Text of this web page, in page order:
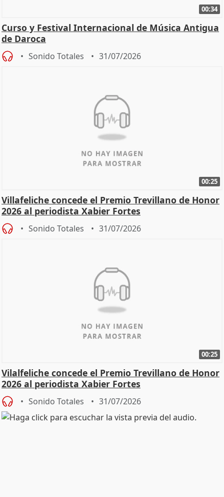
00:34
Curso y Festival Internacional de Música Antigua
de Daroca
Sonido Totales 31/07/2026
00:25
Villafeliche concede el Premio Trevillano de Honor
2026 al periodista Xabier Fortes
Sonido Totales 31/07/2026
00:25
Vilalfeliche concede el Premio Trevillano de Honor
2026 al periodista Xabier Fortes
Sonido Totales 31/07/2026